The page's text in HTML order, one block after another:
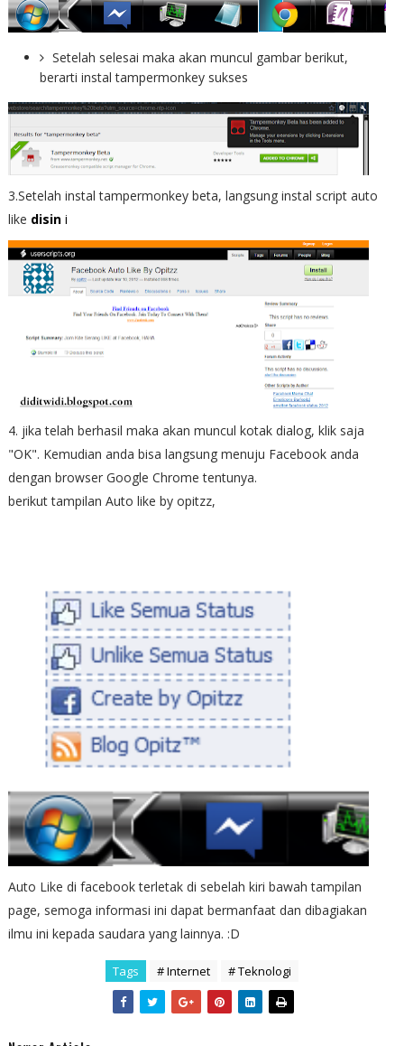
Setelah selesai maka akan muncul gambar berikut,
berarti instal tampermonkey sukses
3.Setelah instal tampermonkey beta, langsung instal script auto
like disini
4. jika telah berhasil maka akan muncul kotak dialog, klik saja
"OK". Kemudian anda bisa langsung menuju Facebook anda
dengan browser Google Chrome tentunya.
berikut tampilan Auto like by opitzz,
Auto Like di facebook terletak di sebelah kiri bawah tampilan
page, semoga informasi ini dapat bermanfaat dan dibagiakan
ilmu ini kepada saudara yang lainnya. :D
Tags # Internet # Teknologi